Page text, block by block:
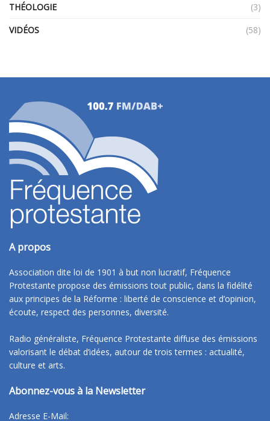
THÉOLOGIE
(3)
VIDÉOS
(58)
A propos
Association dite loi de 1901 à but non lucratif, Fréquence
Protestante propose des émissions tout public, dans la fidélité
aux principes de la Réforme : liberté de conscience et d’opinion,
écoute, respect des personnes, diversité.
Radio généraliste, Fréquence Protestante diffuse des émissions
valorisant le débat d’idées, autour de trois termes : actualité,
culture et arts.
Abonnez-vous à la Newsletter
Adresse E-Mail: